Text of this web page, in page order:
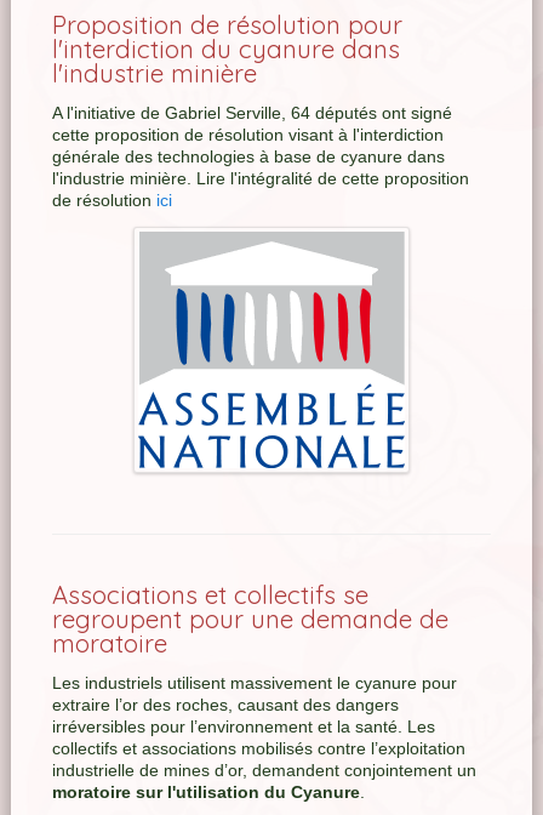
Proposition de résolution pour
l'interdiction du cyanure dans
l'industrie minière
A l'initiative de Gabriel Serville, 64 députés ont signé
cette proposition de résolution visant à l'interdiction
générale des technologies à base de cyanure dans
l'industrie minière. Lire l'intégralité de cette proposition
de résolution ici
Associations et collectifs se
regroupent pour une demande de
moratoire
Les industriels utilisent massivement le cyanure pour
extraire l’or des roches, causant des dangers
irréversibles pour l’environnement et la santé. Les
collectifs et associations mobilisés contre l’exploitation
industrielle de mines d’or, demandent conjointement un
moratoire sur l'utilisation du Cyanure.